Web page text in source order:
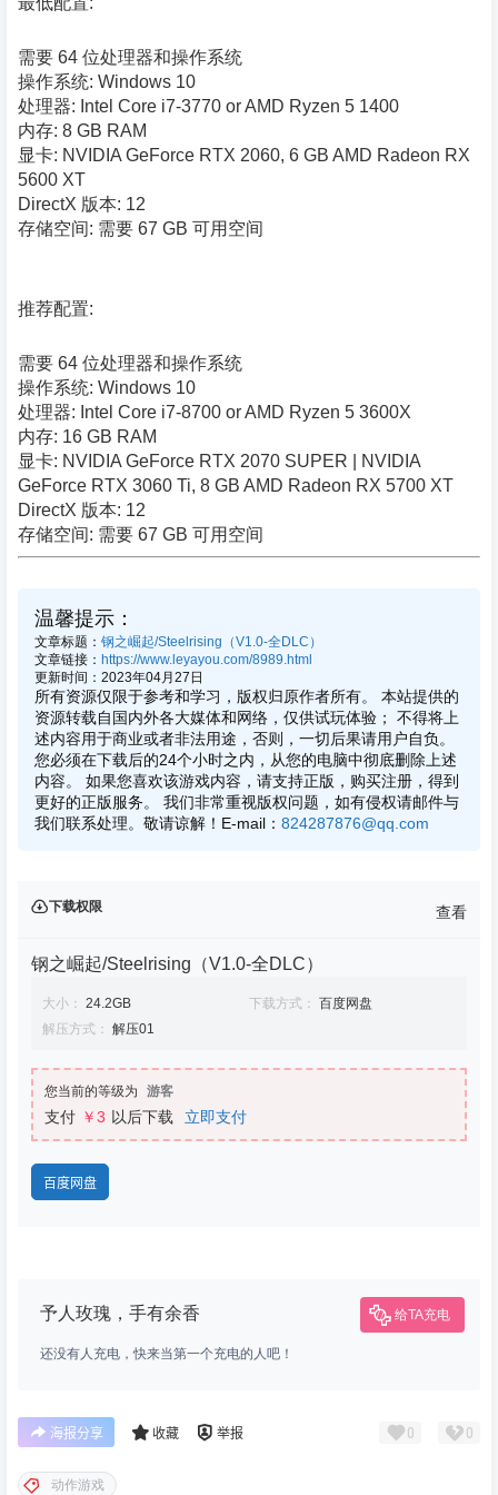
需要 64 位处理器和操作系统
操作系统: Windows 10
处理器: Intel Core i7-3770 or AMD Ryzen 5 1400
内存: 8 GB RAM
显卡: NVIDIA GeForce RTX 2060, 6 GB AMD Radeon RX
5600 XT
DirectX 版本: 12
存储空间: 需要 67 GB 可用空间
推荐配置:
需要 64 位处理器和操作系统
操作系统: Windows 10
处理器: Intel Core i7-8700 or AMD Ryzen 5 3600X
内存: 16 GB RAM
显卡: NVIDIA GeForce RTX 2070 SUPER | NVIDIA
GeForce RTX 3060 Ti, 8 GB AMD Radeon RX 5700 XT
DirectX 版本: 12
存储空间: 需要 67 GB 可用空间
温馨提示：
文章标题： 钢之崛起/Steelrising（V1.0-全DLC）
文章链接： https://www.leyayou.com/8989.html
更新时间：2023年04月27日
所有资源仅限于参考和学习，版权归原作者所有。 本站提供的
资源转载自国内外各大媒体和网络，仅供试玩体验； 不得将上
述内容用于商业或者非法用途，否则，一切后果请用户自负。
您必须在下载后的24个小时之内，从您的电脑中彻底删除上述
内容。 如果您喜欢该游戏内容，请支持正版，购买注册，得到
更好的正版服务。 我们非常重视版权问题，如有侵权请邮件与
我们联系处理。敬请谅解！E-mail： 824287876@qq.com
下载权限 查看
钢之崛起/Steelrising（V1.0-全DLC）
大小： 24.2GB 下载方式： 百度网盘
解压方式： 解压01
您当前的等级为 游客
支付 ￥3 以后下载 立即支付
百度网盘
予人玫瑰，手有余香 给TA充电
还没有人充电，快来当第一个充电的人吧！
海报分享 收藏 举报 0 0
动作游戏